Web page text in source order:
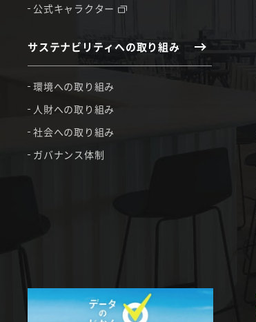
公式キャラクター
サステナビリティへの取り組み
環境への取り組み
人財への取り組み
社会への取り組み
ガバナンス体制